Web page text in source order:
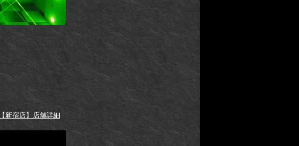
新宿店】店舗詳細